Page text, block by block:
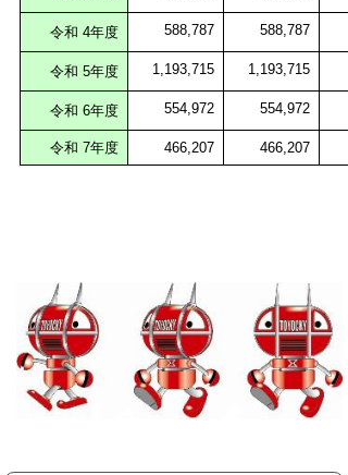
令和 4年度 588,787 588,787
令和 5年度 1,193,715 1,193,715
令和 6年度 554,972 554,972
令和 7年度 466,207 466,207